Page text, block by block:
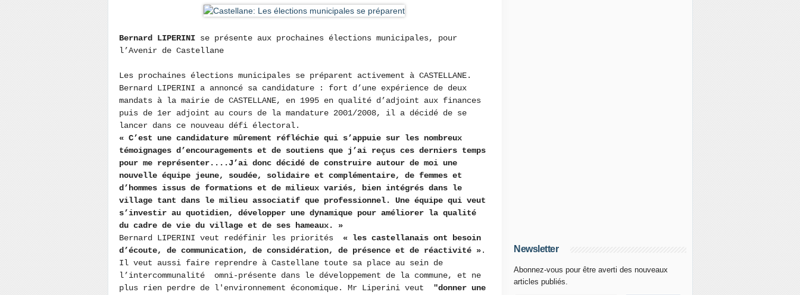
Bernard LIPERINI se présente aux prochaines élections municipales, pour
l’Avenir de Castellane
Les prochaines élections municipales se préparent activement à CASTELLANE.
Bernard LIPERINI a annoncé sa candidature : fort d’une expérience de deux
mandats à la mairie de CASTELLANE, en 1995 en qualité d’adjoint aux finances
puis de 1er adjoint au cours de la mandature 2001/2008, il a décidé de se
lancer dans ce nouveau défi électoral.
« C’est une candidature mûrement réfléchie qui s’appuie sur les nombreux
témoignages d’encouragements et de soutiens que j’ai reçus ces derniers temps
pour me représenter....J’ai donc décidé de construire autour de moi une
nouvelle équipe jeune, soudée, solidaire et complémentaire, de femmes et
d’hommes issus de formations et de milieux variés, bien intégrés dans le
village tant dans le milieu associatif que professionnel. Une équipe qui veut
s’investir au quotidien, développer une dynamique pour améliorer la qualité
du cadre de vie du village et de ses hameaux. »
Bernard LIPERINI veut redéfinir les priorités
« les castellanais ont besoin
d’écoute, de communication, de considération, de présence et de réactivité ».
Il veut aussi faire reprendre à Castellane toute sa place au sein de
l’intercommunalité omni-présente dans le développement de la commune, et ne
plus rien perdre de l'environnement économique. Mr Liperini veut "donner une
Newsletter
Abonnez-vous pour être averti des nouveaux
articles publiés.